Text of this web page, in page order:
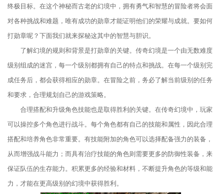
终极目标。在这个神秘而古老的幻境中，拥有勇气和智慧的冒险者将会面
对各种挑战和难题，唯有成功的勋章才能证明他们的荣耀与成就。要如何
打勋章呢？下面我们就来探秘这其中的智慧与胆识。
了解幻境的规则和背景是打勋章的关键。传奇幻境是一个由无数难度
级别组成的迷宫，每一个级别都拥有自己的特点和挑战。在每一个级别完
成任务后，都会获得相应的勋章。在冒险之前，务必了解当前级别的任务
和要求，合理规划自己的游戏策略。
合理搭配和升级角色技能也是取得胜利的关键。在传奇幻境中，玩家
可以操控多个角色进行战斗。每个角色都有自己的技能和属性，因此合理
搭配和培养角色非常重要。有技能附加的角色可以选择配备强力的装备，
从而增强战斗能力；而具有治疗技能的角色则需要更多的防御性装备，来
保证队伍的生存能力。积累更多的经验和材料，不断提升角色的等级和能
力，才能在更高级别的幻境中获得胜利。